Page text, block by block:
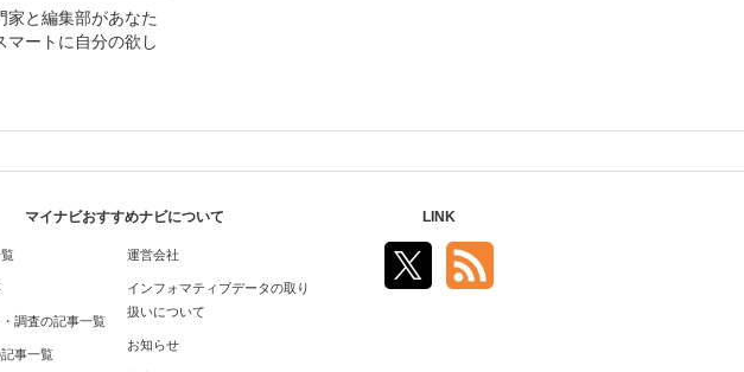
家と編集部があなた
マートに自分の欲し
マイナビおすすめナビについて
調査の記事一覧
事一覧
運営会社
インフォマティブデータの取り
扱いについて
お知らせ
LINK